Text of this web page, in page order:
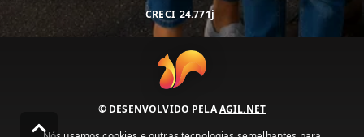
CRECI 24.771j
© DESENVOLVIDO PELAAGIL.NET